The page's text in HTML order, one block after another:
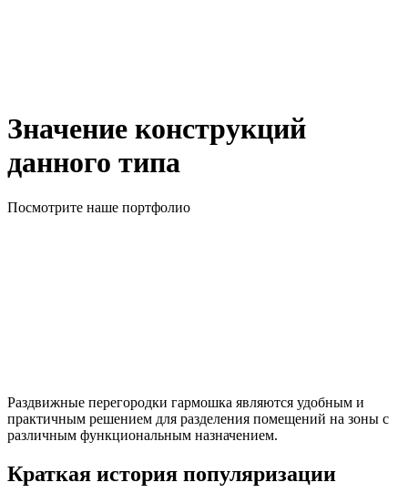
Значение конструкций
данного типа
Посмотрите наше портфолио
Раздвижные перегородки гармошка являются удобным и
практичным решением для разделения помещений на зоны с
различным функциональным назначением.
Краткая история популяризации